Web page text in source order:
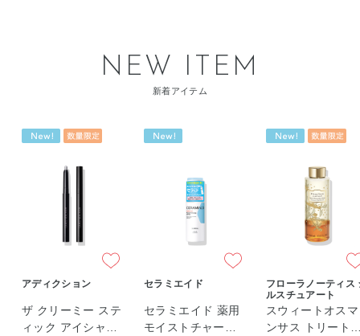
NEW ITEM
新着アイテム
アディクション
ザ クリーミー ステ
ィック アイシャド
セラミエイド
セラミエイド 薬用
モイストチャージ
フローラノーティス
ルスチュアート
スウィートオスマ
ンサス トリート